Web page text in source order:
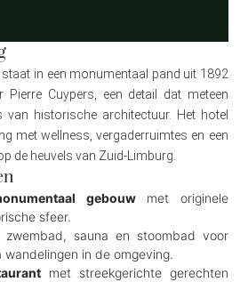
staat in een monumentaal pand uit 1892
Cuypers, een detail dat meteen
van historische architectuur. Het hotel
met wellness, vergaderruimtes en een
de heuvels van Zuid-Limburg.
gebouwmet originele
sfeer.
zwembad, sauna en stoombad voor
wandelingen in de omgeving.
met streekgerichte gerechten